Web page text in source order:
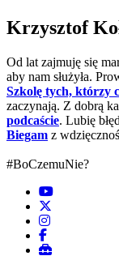
Krzysztof
Od lat zajmuję się
aby nam służyła.
Szkolę tych, którzy
zaczynają. Z dobrą
podcaście. Lubię
Biegam z
#BoCzemuNie?